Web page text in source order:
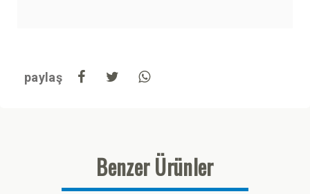
paylaş
Benzer Ürünler